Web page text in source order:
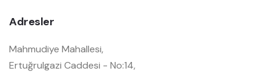
Adresler
Mahmudiye Mahallesi,
Ertuğrulgazi Caddesi - No:14,